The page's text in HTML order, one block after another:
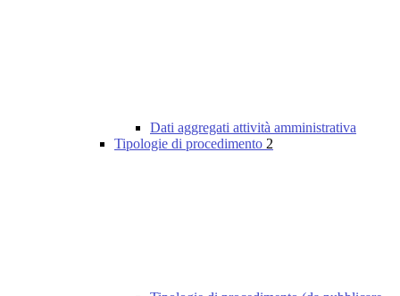
Dati aggregati attività amministrativa
Tipologie di procedimento 2